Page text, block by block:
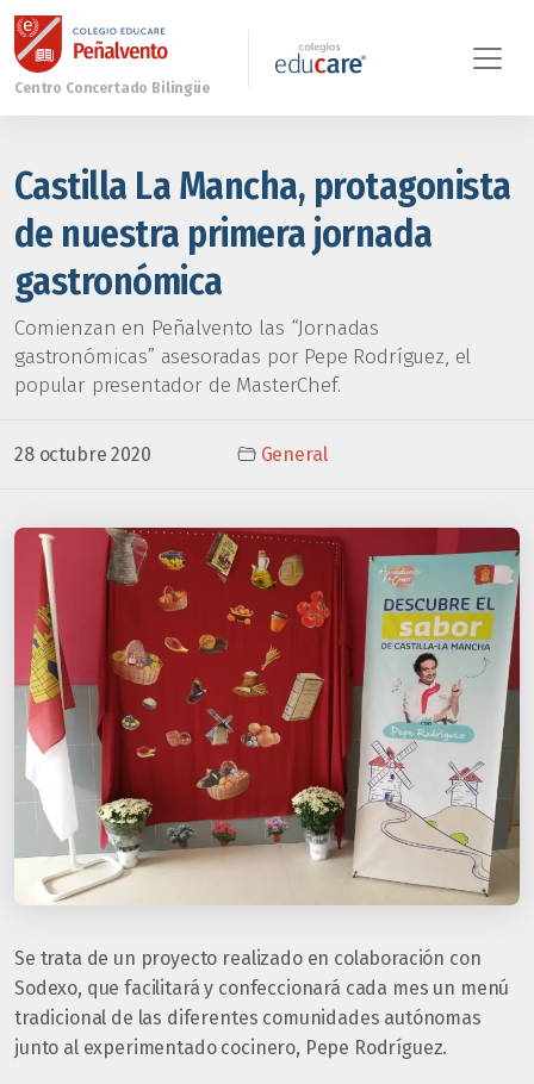
Castilla La Mancha, protagonista
de nuestra primera jornada
gastronómica
Comienzan en Peñalvento las “Jornadas
gastronómicas” asesoradas por Pepe Rodríguez, el
popular presentador de MasterChef.
28 octubre 2020 General
Se trata de un proyecto realizado en colaboración con
Sodexo, que facilitará y confeccionará cada mes un menú
tradicional de las diferentes comunidades autónomas
junto al experimentado cocinero, Pepe Rodríguez.